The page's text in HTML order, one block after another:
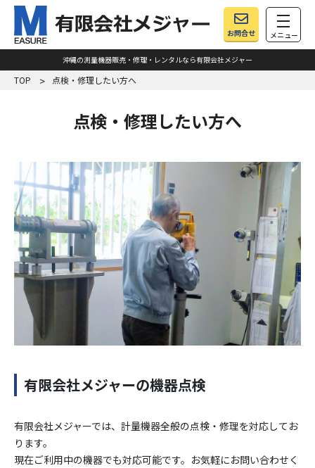
お問合せ メニュー
沖縄の測量機器販売・修理・レンタルなら有限会社メジャー
TOP 点検・修理したい方へ
点検・修理したい方へ
有限会社メジャーの機器点検
有限会社メジャーでは、計量機器全般の点検・修理を対応してお
ります。
現在ご利用中の機器でも対応可能です。お気軽にお問い合わせく